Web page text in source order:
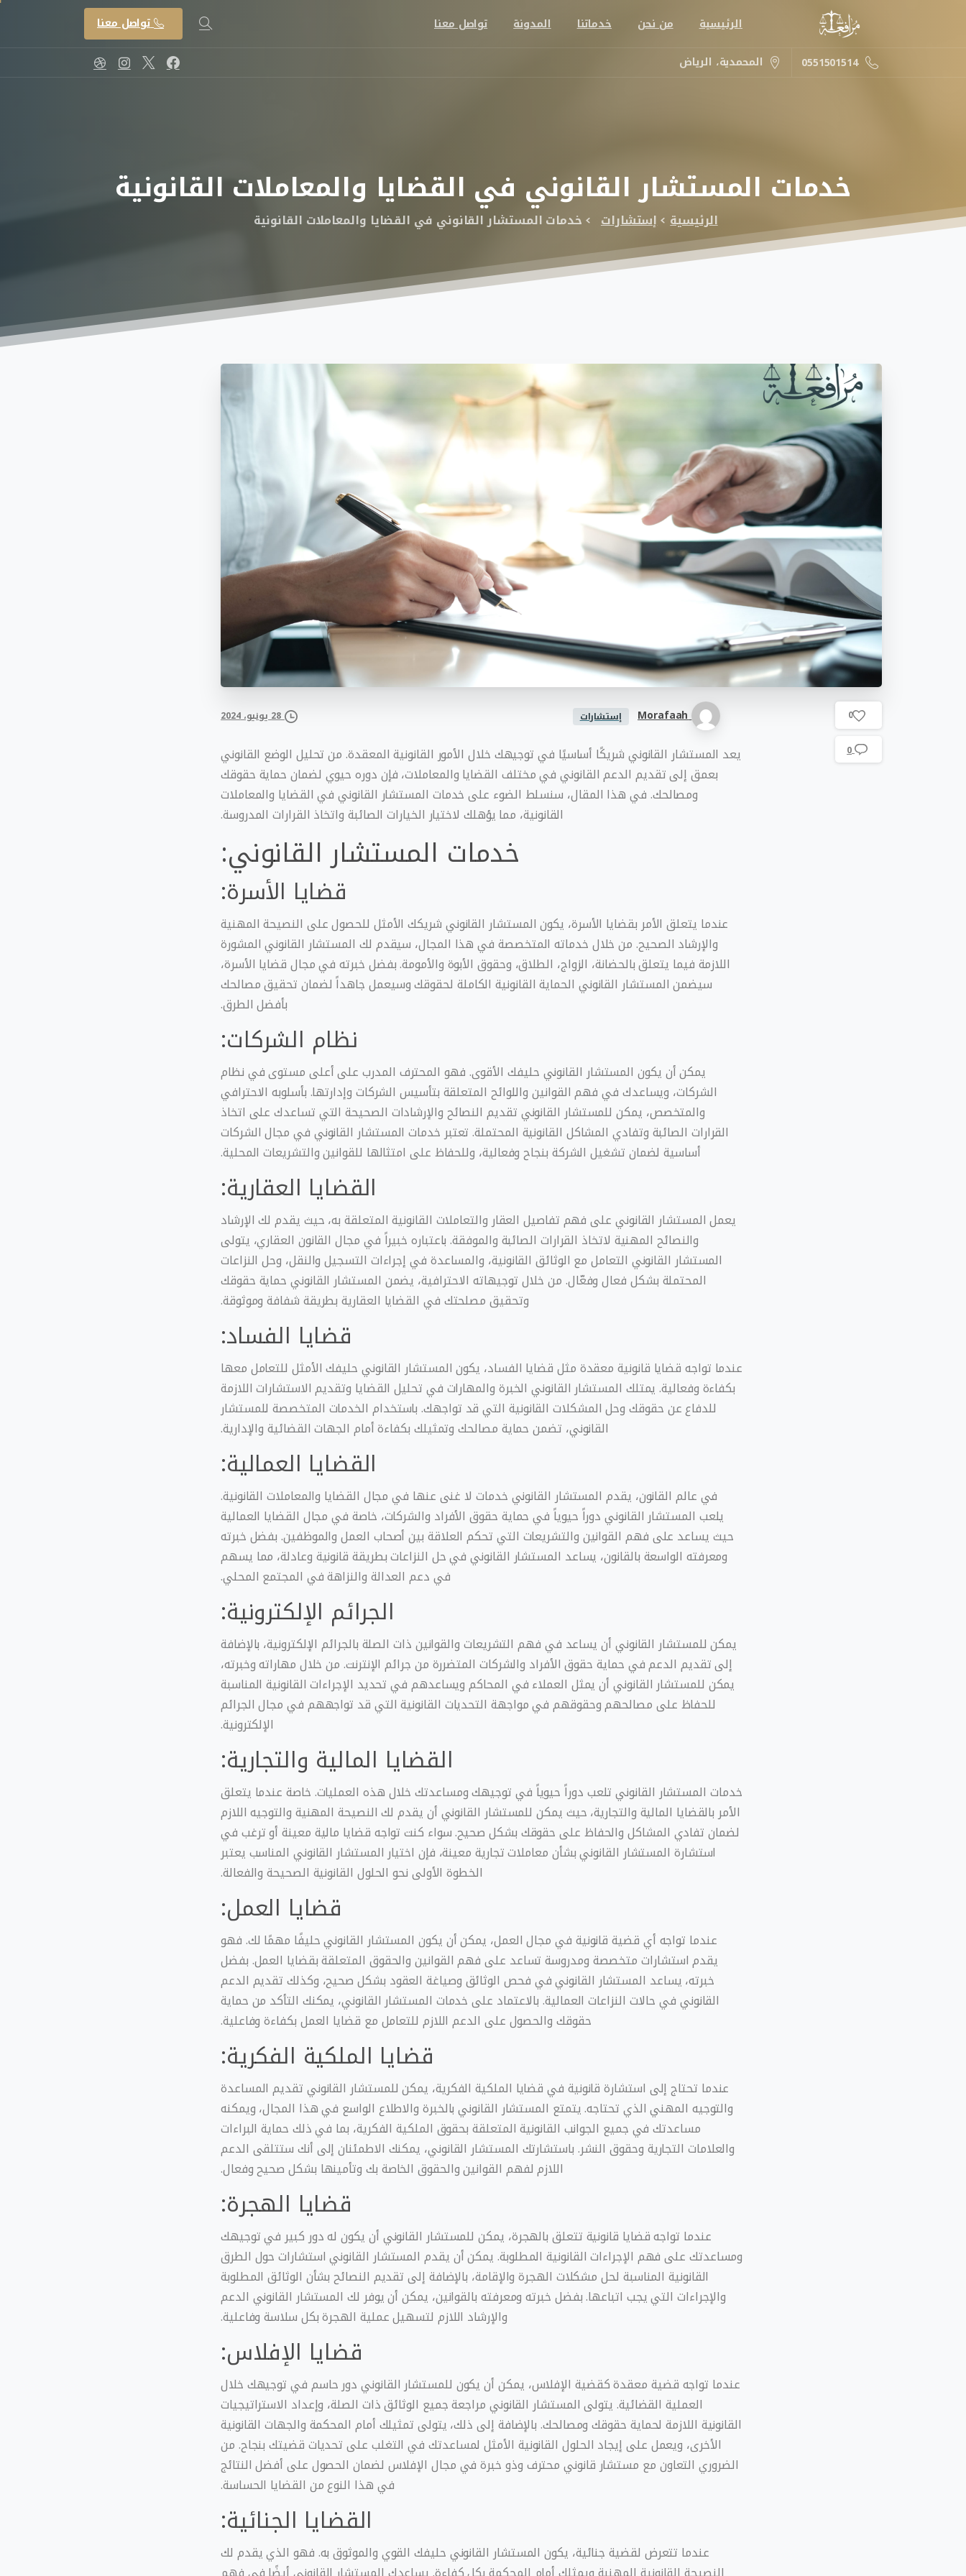
الرئيسية من نحن خدماتنا المدونة تواصل معنا تواصل معنا
0551501514 المحمدية، الرياض
خدمات المستشار القانوني في القضايا والمعاملات القانونية
الرئيسية إستشارات خدمات المستشار القانوني في القضايا والمعاملات القانونية
0
0
Morafaah إستشارات 28 يونيو، 2024
يعد المستشار القانوني شريكًا أساسيًا في توجيهك خلال الأمور القانونية المعقدة. من تحليل الوضع القانوني
بعمق إلى تقديم الدعم القانوني في مختلف القضايا والمعاملات، فإن دوره حيوي لضمان حماية حقوقك
ومصالحك. في هذا المقال، سنسلط الضوء على خدمات المستشار القانوني في القضايا والمعاملات
القانونية، مما يؤهلك لاختيار الخيارات الصائبة واتخاذ القرارات المدروسة.
خدمات المستشار القانوني:
قضايا الأسرة:
عندما يتعلق الأمر بقضايا الأسرة، يكون المستشار القانوني شريكك الأمثل للحصول على النصيحة المهنية
والإرشاد الصحيح. من خلال خدماته المتخصصة في هذا المجال، سيقدم لك المستشار القانوني المشورة
اللازمة فيما يتعلق بالحضانة، الزواج، الطلاق، وحقوق الأبوة والأمومة. بفضل خبرته في مجال قضايا الأسرة،
سيضمن المستشار القانوني الحماية القانونية الكاملة لحقوقك وسيعمل جاهداً لضمان تحقيق مصالحك
بأفضل الطرق.
نظام الشركات:
يمكن أن يكون المستشار القانوني حليفك الأقوى. فهو المحترف المدرب على أعلى مستوى في نظام
الشركات، ويساعدك في فهم القوانين واللوائح المتعلقة بتأسيس الشركات وإدارتها. بأسلوبه الاحترافي
والمتخصص، يمكن للمستشار القانوني تقديم النصائح والإرشادات الصحيحة التي تساعدك على اتخاذ
القرارات الصائبة وتفادي المشاكل القانونية المحتملة. تعتبر خدمات المستشار القانوني في مجال الشركات
أساسية لضمان تشغيل الشركة بنجاح وفعالية، وللحفاظ على امتثالها للقوانين والتشريعات المحلية.
القضايا العقارية:
يعمل المستشار القانوني على فهم تفاصيل العقار والتعاملات القانونية المتعلقة به، حيث يقدم لك الإرشاد
والنصائح المهنية لاتخاذ القرارات الصائبة والموفقة. باعتباره خبيراً في مجال القانون العقاري، يتولى
المستشار القانوني التعامل مع الوثائق القانونية، والمساعدة في إجراءات التسجيل والنقل، وحل النزاعات
المحتملة بشكل فعال وفعّال. من خلال توجيهاته الاحترافية، يضمن المستشار القانوني حماية حقوقك
وتحقيق مصلحتك في القضايا العقارية بطريقة شفافة وموثوقة.
قضايا الفساد:
عندما تواجه قضايا قانونية معقدة مثل قضايا الفساد، يكون المستشار القانوني حليفك الأمثل للتعامل معها
بكفاءة وفعالية. يمتلك المستشار القانوني الخبرة والمهارات في تحليل القضايا وتقديم الاستشارات اللازمة
للدفاع عن حقوقك وحل المشكلات القانونية التي قد تواجهك. باستخدام الخدمات المتخصصة للمستشار
القانوني، تضمن حماية مصالحك وتمثيلك بكفاءة أمام الجهات القضائية والإدارية.
القضايا العمالية:
في عالم القانون، يقدم المستشار القانوني خدمات لا غنى عنها في مجال القضايا والمعاملات القانونية.
يلعب المستشار القانوني دوراً حيوياً في حماية حقوق الأفراد والشركات، خاصة في مجال القضايا العمالية
حيث يساعد على فهم القوانين والتشريعات التي تحكم العلاقة بين أصحاب العمل والموظفين. بفضل خبرته
ومعرفته الواسعة بالقانون، يساعد المستشار القانوني في حل النزاعات بطريقة قانونية وعادلة، مما يسهم
في دعم العدالة والنزاهة في المجتمع المحلي.
الجرائم الإلكترونية:
يمكن للمستشار القانوني أن يساعد في فهم التشريعات والقوانين ذات الصلة بالجرائم الإلكترونية، بالإضافة
إلى تقديم الدعم في حماية حقوق الأفراد والشركات المتضررة من جرائم الإنترنت. من خلال مهاراته وخبرته،
يمكن للمستشار القانوني أن يمثل العملاء في المحاكم ويساعدهم في تحديد الإجراءات القانونية المناسبة
للحفاظ على مصالحهم وحقوقهم في مواجهة التحديات القانونية التي قد تواجههم في مجال الجرائم
الإلكترونية.
القضايا المالية والتجارية:
خدمات المستشار القانوني تلعب دوراً حيوياً في توجيهك ومساعدتك خلال هذه العمليات. خاصة عندما يتعلق
الأمر بالقضايا المالية والتجارية، حيث يمكن للمستشار القانوني أن يقدم لك النصيحة المهنية والتوجيه اللازم
لضمان تفادي المشاكل والحفاظ على حقوقك بشكل صحيح. سواء كنت تواجه قضايا مالية معينة أو ترغب في
استشارة المستشار القانوني بشأن معاملات تجارية معينة، فإن اختيار المستشار القانوني المناسب يعتبر
الخطوة الأولى نحو الحلول القانونية الصحيحة والفعالة.
قضايا العمل:
عندما تواجه أي قضية قانونية في مجال العمل، يمكن أن يكون المستشار القانوني حليفًا مهمًا لك. فهو
يقدم استشارات متخصصة ومدروسة تساعد على فهم القوانين والحقوق المتعلقة بقضايا العمل. بفضل
خبرته، يساعد المستشار القانوني في فحص الوثائق وصياغة العقود بشكل صحيح، وكذلك تقديم الدعم
القانوني في حالات النزاعات العمالية. بالاعتماد على خدمات المستشار القانوني، يمكنك التأكد من حماية
حقوقك والحصول على الدعم اللازم للتعامل مع قضايا العمل بكفاءة وفاعلية.
قضايا الملكية الفكرية:
عندما تحتاج إلى استشارة قانونية في قضايا الملكية الفكرية، يمكن للمستشار القانوني تقديم المساعدة
والتوجيه المهني الذي تحتاجه. يتمتع المستشار القانوني بالخبرة والاطلاع الواسع في هذا المجال، ويمكنه
مساعدتك في جميع الجوانب القانونية المتعلقة بحقوق الملكية الفكرية، بما في ذلك حماية البراءات
والعلامات التجارية وحقوق النشر. باستشارتك المستشار القانوني، يمكنك الاطمئنان إلى أنك ستتلقى الدعم
اللازم لفهم القوانين والحقوق الخاصة بك وتأمينها بشكل صحيح وفعال.
قضايا الهجرة:
عندما تواجه قضايا قانونية تتعلق بالهجرة، يمكن للمستشار القانوني أن يكون له دور كبير في توجيهك
ومساعدتك على فهم الإجراءات القانونية المطلوبة. يمكن أن يقدم المستشار القانوني استشارات حول الطرق
القانونية المناسبة لحل مشكلات الهجرة والإقامة، بالإضافة إلى تقديم النصائح بشأن الوثائق المطلوبة
والإجراءات التي يجب اتباعها. بفضل خبرته ومعرفته بالقوانين، يمكن أن يوفر لك المستشار القانوني الدعم
والإرشاد اللازم لتسهيل عملية الهجرة بكل سلاسة وفاعلية.
قضايا الإفلاس:
عندما تواجه قضية معقدة كقضية الإفلاس، يمكن أن يكون للمستشار القانوني دور حاسم في توجيهك خلال
العملية القضائية. يتولى المستشار القانوني مراجعة جميع الوثائق ذات الصلة، وإعداد الاستراتيجيات
القانونية اللازمة لحماية حقوقك ومصالحك. بالإضافة إلى ذلك، يتولى تمثيلك أمام المحكمة والجهات القانونية
الأخرى، ويعمل على إيجاد الحلول القانونية الأمثل لمساعدتك في التغلب على تحديات قضيتك بنجاح. من
الضروري التعاون مع مستشار قانوني محترف وذو خبرة في مجال الإفلاس لضمان الحصول على أفضل النتائج
في هذا النوع من القضايا الحساسة.
القضايا الجنائية:
عندما تتعرض لقضية جنائية، يكون المستشار القانوني حليفك القوي والموثوق به. فهو الذي يقدم لك